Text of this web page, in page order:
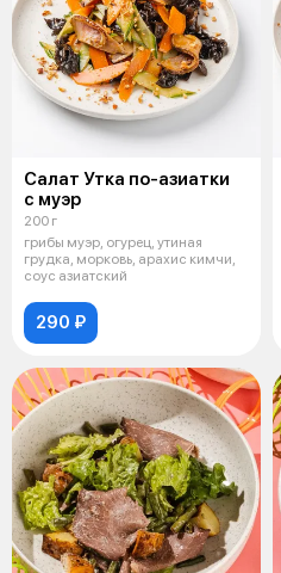
Салат Утка по-азиатки
с муэр
200 г
грибы муэр, огурец, утиная
грудка, морковь, арахис кимчи,
соус азиатский
290 ₽